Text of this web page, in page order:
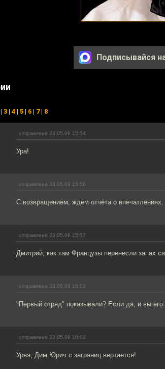
Подписывайся
| 3 | 4 | 5 | 6 | 7| 8
отправлено 23.05.09 15:54
Ура!
отправлено 23.05.09 15:56
С возвращением, ждём отчёта о впечатлениях.
отправлено 23.05.09 15:57
Дмитрий, как там Французы перенесли запах
отправлено 23.05.09 16:02
"Первый отряд" показывали? Если да, и вы его
отправлено 23.05.09 16:02
Уряя, Дим Юрич с заграниц вертается!